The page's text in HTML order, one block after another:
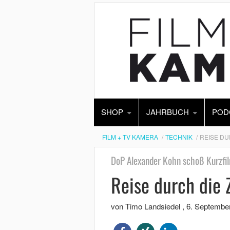
SHOP JAHRBUCH
FILM + TV KAMERA TECHNIK REISE
DoP Alexander Kohn schoß
Reise durch die
von Timo Landsiedel , 6.